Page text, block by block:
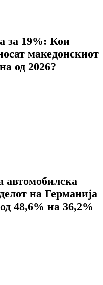
за 19%: Кои
македонскиот
од 2026?
автомобилска
на Германија
48,6% на 36,2%